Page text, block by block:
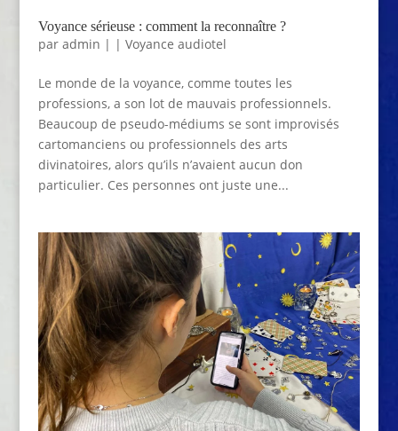
Voyance sérieuse : comment la reconnaître ?
par admin | | Voyance audiotel
Le monde de la voyance, comme toutes les
professions, a son lot de mauvais professionnels.
Beaucoup de pseudo-médiums se sont improvisés
cartomanciens ou professionnels des arts
divinatoires, alors qu’ils n’avaient aucun don
particulier. Ces personnes ont juste une...